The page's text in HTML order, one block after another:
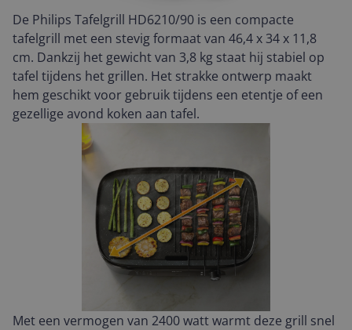
De Philips Tafelgrill HD6210/90 is een compacte
tafelgrill met een stevig formaat van 46,4 x 34 x 11,8
cm. Dankzij het gewicht van 3,8 kg staat hij stabiel op
tafel tijdens het grillen. Het strakke ontwerp maakt
hem geschikt voor gebruik tijdens een etentje of een
gezellige avond koken aan tafel.
Met een vermogen van 2400 watt warmt deze grill snel